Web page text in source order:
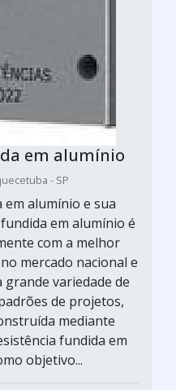
em alumínio
- SP
em alumínio e sua
em alumínio é
com a melhor
mercado nacional e
variedade de
de projetos,
mediante
fundida em
objetivo...